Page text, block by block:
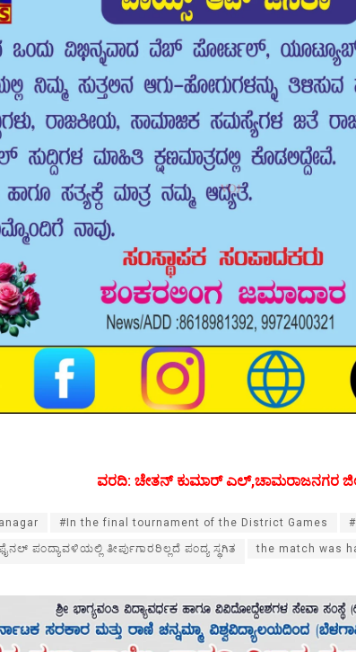
ವರದಿ: ಚೇತನ್ ಕುಮಾರ್ ಎಲ್,ಚಾಮರಾಜನಗರ
#In the final tournament of the District Games
ಪಂದ್ಯಾವಳಿಯಲ್ಲಿ ತೀರ್ಪುಗಾರರಿಲ್ಲದೆ ಪಂದ್ಯ ಸ್ಥಗಿತ the match was